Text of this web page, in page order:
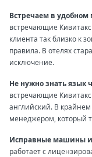
Встречаем в удобном
встречающие
клиента так близко к
правила. В отелях
исключение.
Не нужно знать язык
встречающие
английский. В
менеджером, который
Исправные машины и
работает с